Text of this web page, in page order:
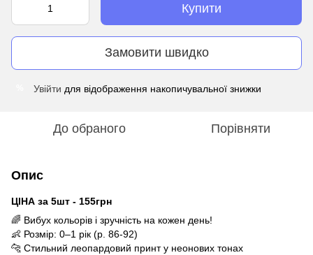
Купити
Замовити швидко
Увійти для відображення накопичувальної знижки
До обраного Порівняти
Опис
ЦІНА за 5шт - 155грн
🌈 Вибух кольорів і зручність на кожен день!
👶 Розмір: 0–1 рік (р. 86-92)
🐆 Стильний леопардовий принт у неонових тонах